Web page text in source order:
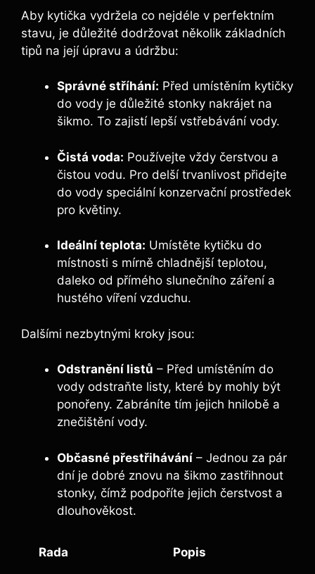
Aby kytička vydržela co nejdéle v perfektním
stavu, je důležité dodržovat několik základních
tipů na její úpravu a údržbu:
Správné stříhání: Před umístěním kytičky
do vody je důležité stonky nakrájet na
šikmo. To zajistí lepší vstřebávání vody.
Čistá voda: Používejte vždy čerstvou a
čistou vodu. Pro delší trvanlivost přidejte
do vody speciální konzervační prostředek
pro květiny.
Ideální teplota: Umístěte kytičku do
místnosti s mírně chladnější teplotou,
daleko od přímého slunečního záření a
hustého víření vzduchu.
Dalšími nezbytnými kroky jsou:
Odstranění listů – Před umístěním do
vody odstraňte listy, které by mohly být
ponořeny. Zabráníte tím jejich hnilobě a
znečištění vody.
Občasné přestřihávání – Jednou za pár
dní je dobré znovu na šikmo zastřihnout
stonky, čímž podpoříte jejich čerstvost a
dlouhověkost.
Rada Popis